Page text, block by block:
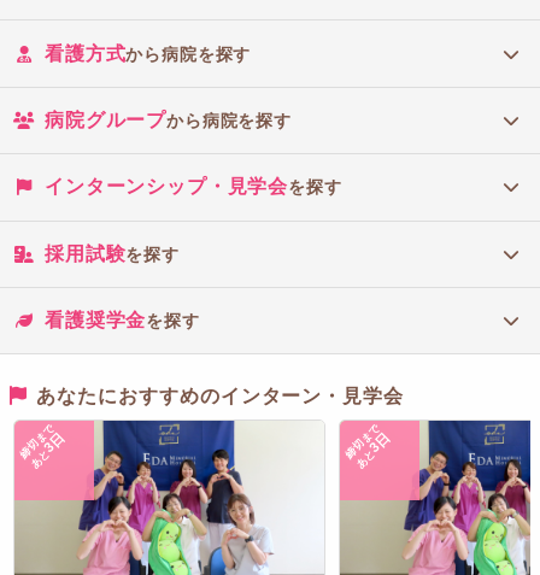
看護方式から病院を探す
病院グループから病院を探す
インターンシップ・見学会を探す
採用試験を探す
看護奨学金を探す
あなたにおすすめのインターン・見学会
締切まで
あと
3日 締切まで
あと
3日